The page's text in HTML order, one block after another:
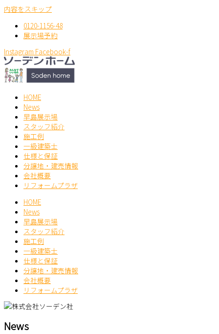
内容をスキップ
0120-1156-48
展示場予約
Instagram Facebook-f
HOME
News
早島展示場
スタッフ紹介
施工例
一級建築士
仕様と保証
分譲地・建売情報
会社概要
リフォームプラザ
HOME
News
早島展示場
スタッフ紹介
施工例
一級建築士
仕様と保証
分譲地・建売情報
会社概要
リフォームプラザ
News